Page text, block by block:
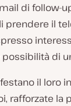
di follow-
prendere il
di
il loro
rafforzate la